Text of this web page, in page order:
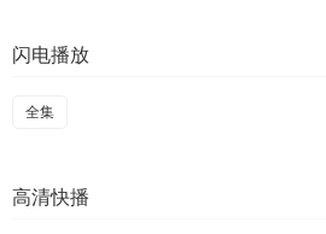
闪电播放
全集
高清快播